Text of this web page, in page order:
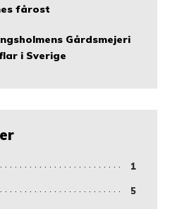
fårost
Gårdsmejeri
i Sverige
1
5